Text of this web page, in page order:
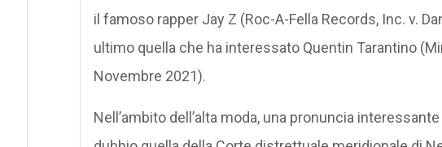
il famoso rapper Jay Z (Roc-A-Fella Records, Inc. v.
ultimo quella che ha interessato Quentin Tarantino
Novembre 2021).
Nell’ambito dell’alta moda, una pronuncia